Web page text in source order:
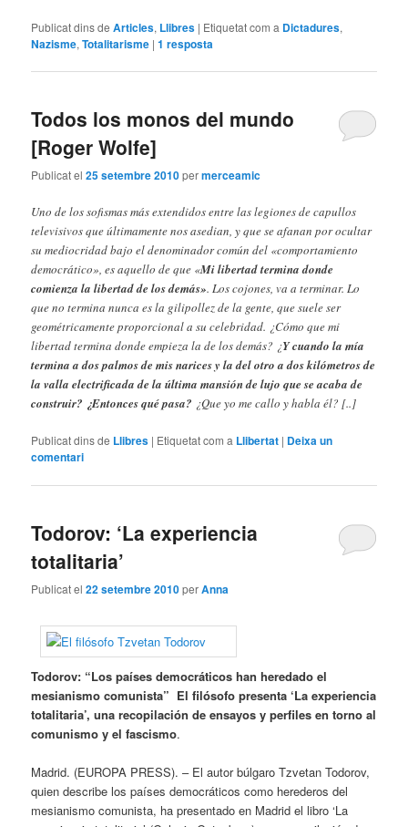
Publicat dins de Articles, Llibres | Etiquetat com a Dictadures,
Nazisme,Totalitarisme |1 resposta
Todos los monos del mundo
[Roger Wolfe]
Publicat el25 setembre 2010permerceamic
Uno de los sofismas más extendidos entre las legiones de capullos
televisivos que últimamente nos asedian, y que se afanan por ocultar
su mediocridad bajo el denominador común del «comportamiento
democrático», es aquello de que «Mi libertad termina donde
comienza la libertad de los demás». Los cojones, va a terminar. Lo
que no termina nunca es la gilipollez de la gente, que suele ser
geométricamente proporcional a su celebridad. ¿Cómo que mi
libertad termina donde empieza la de los demás? ¿Y cuando la mía
termina a dos palmos de mis narices y la del otro a dos kilómetros de
la valla electrificada de la última mansión de lujo que se acaba de
construir? ¿Entonces qué pasa? ¿Que yo me callo y habla él? [..]
Publicat dins de Llibres | Etiquetat com a Llibertat | Deixa un
comentari
Todorov: ‘La experiencia
totalitaria’
Publicat el22 setembre 2010perAnna
Todorov: “Los países democráticos han heredado el
mesianismo comunista” El filósofo presenta ‘La experiencia
totalitaria’, una recopilación de ensayos y perfiles en torno al
comunismo y el fascismo.
Madrid. (EUROPA PRESS). – El autor búlgaro Tzvetan Todorov,
quien describe los países democráticos como herederos del
mesianismo comunista, ha presentado en Madrid el libro ‘La